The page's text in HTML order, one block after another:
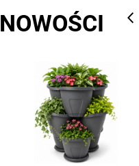
NOWOŚCI